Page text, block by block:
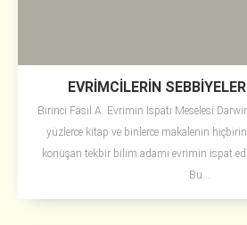
EVRİMCİLERİN
Birinci Fasıl A. Evrimin İspatı Meselesi
yüzlerce kitap ve binlerce makalenin
konuşan tekbir bilim adamı evrimin ispat
Bu...